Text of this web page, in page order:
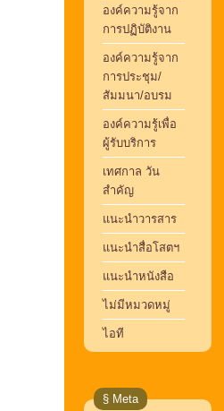
องค์ความรู้จาก
การปฏิบัติงาน
องค์ความรู้จาก
การประชุม/
สัมมนา/อบรม
องค์ความรู้เพื่อ
ผู้รับบริการ
เทศกาล วัน
สำคัญ
แนะนำวารสาร
แนะนำสื่อโสตฯ
แนะนำหนังสือ
ไม่มีหมวดหมู่
ไอที
§ Meta